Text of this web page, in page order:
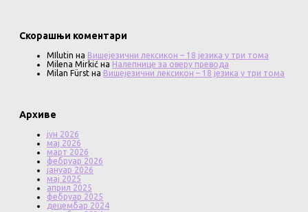
Скорашњи коментари
MIlutin на Вишејезични лексикон – 18 језика у три тома
Milena Mirkić на Налепнице за оверу превода
Milan Fürst на Вишејезични лексикон – 18 језика у три тома
Архиве
јун 2026
мај 2026
март 2026
фебруар 2026
јануар 2026
мај 2025
април 2025
фебруар 2025
децембар 2024